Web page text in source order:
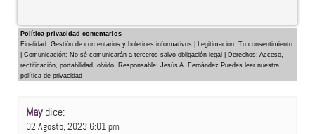
Política privacidad comentarios
Finalidad: Gestión de comentarios y boletines informativos | Legitimación: Tu consentimiento
| Comunicación: No sé comunicarán a terceros salvo obligación legal | Derechos: Acceso,
rectificación, portabilidad, olvido. Responsable: Jesús A. Fernández Puedes leer nuestra
política de privacidad
May dice:
02 Agosto, 2023 6:01 pm